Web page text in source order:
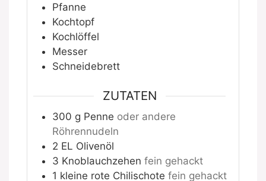
Pfanne
Kochtopf
Kochlöffel
Messer
Schneidebrett
ZUTATEN
300 g Penne oder andere
Röhrennudeln
2 EL Olivenöl
3 Knoblauchzehen fein gehackt
1 kleine rote Chilischote fein gehackt